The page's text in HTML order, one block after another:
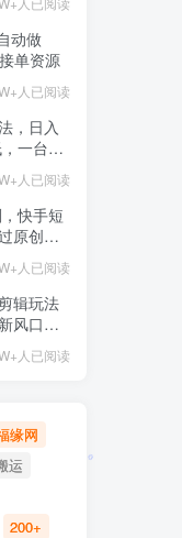
量内容
动做
单资源
人已阅读
，日入
一台电
人已阅读
快手短
原创，
以做，有
人已阅读
辑玩法
风口，
日入4
人已阅读
缘网
运
200+